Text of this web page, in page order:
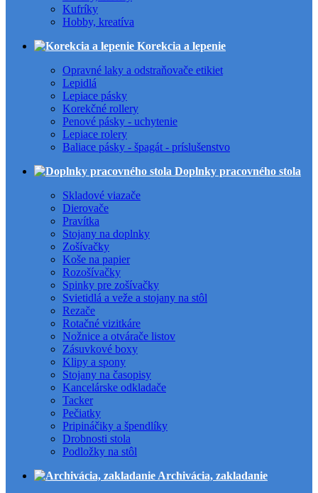
Kufríky
Hobby, kreatíva
Korekcia a lepenie
Opravné laky a odstraňovače etikiet
Lepidlá
Lepiace pásky
Korekčné rollery
Penové pásky - uchytenie
Lepiace rolery
Baliace pásky - špagát - príslušenstvo
Doplnky pracovného stola
Skladové viazače
Dierovače
Pravítka
Stojany na doplnky
Zošívačky
Koše na papier
Rozošívačky
Spinky pre zošívačky
Svietidlá a veže a stojany na stôl
Rezače
Rotačné vizitkáre
Nožnice a otvárače listov
Zásuvkové boxy
Klipy a spony
Stojany na časopisy
Kancelárske odkladače
Tacker
Pečiatky
Pripináčiky a špendlíky
Drobnosti stola
Podložky na stôl
Archivácia, zakladanie